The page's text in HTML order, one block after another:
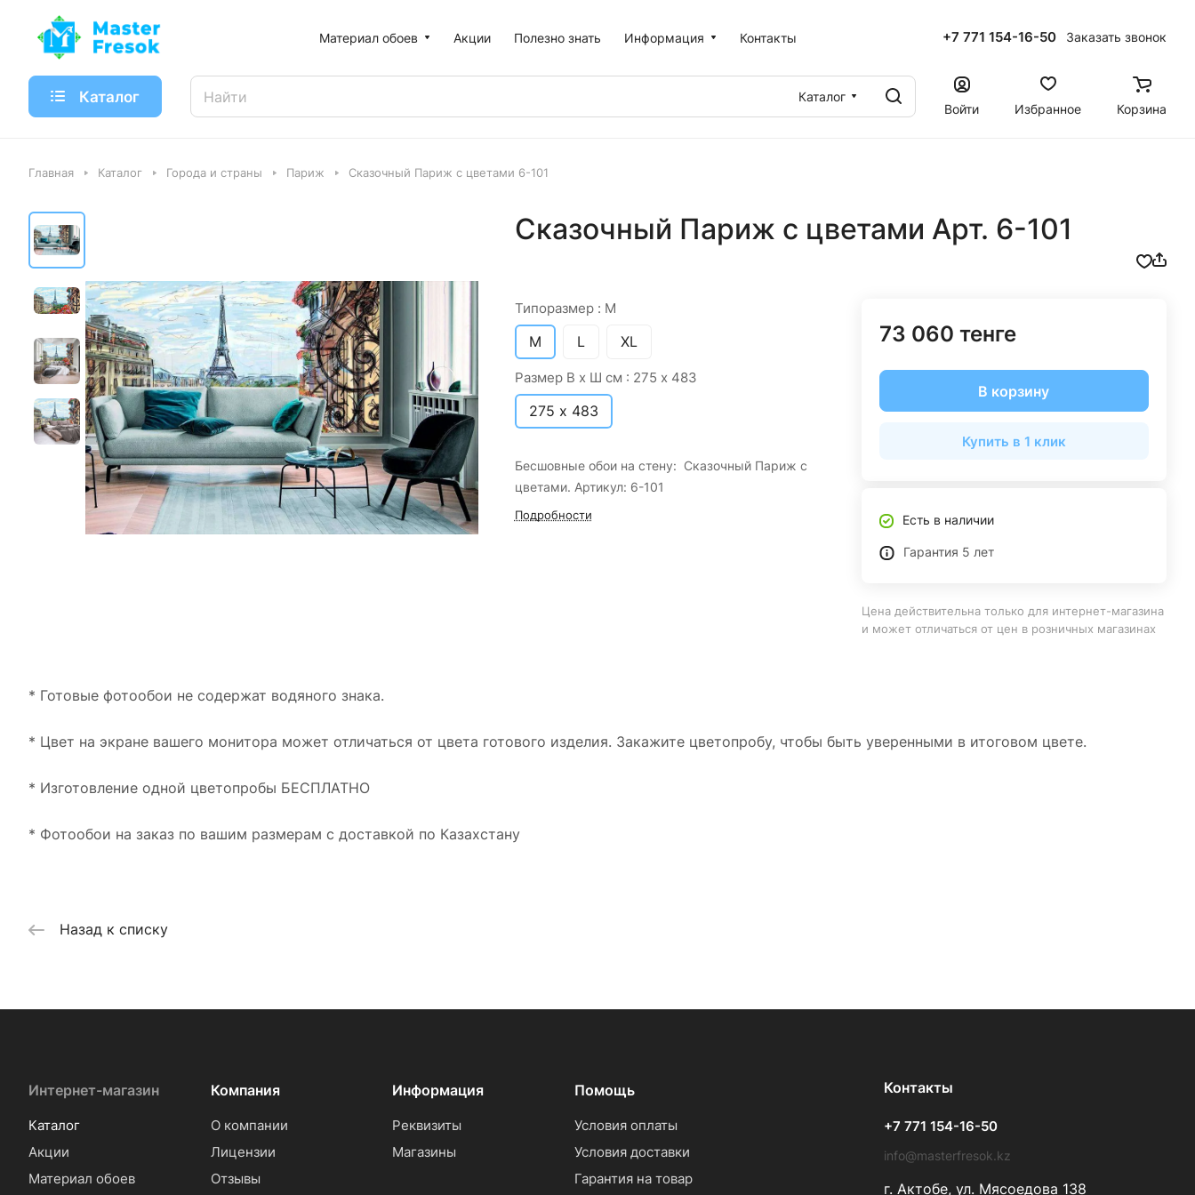
Материал обоев Акции Полезно знать Информация Контакты +7 771 154-16-50 Заказать звонок
Каталог
Каталог
Войти
Избранное Корзина
Главная Каталог Города и страны Париж Сказочный Париж с цветами 6-101
Сказочный Париж с цветами Арт. 6-101
Типоразмер : M
M L XL
Размер В х Ш см : 275 х 483
275 х 483
Бесшовные обои на стену: Сказочный Париж с
цветами. Артикул: 6-101
Подробности
73 060 тенге
В корзину
Купить в 1 клик
Есть в наличии
Гарантия 5 лет
Цена действительна только для интернет-магазина
и может отличаться от цен в розничных магазинах
* Готовые фотообои не содержат водяного знака.
* Цвет на экране вашего монитора может отличаться от цвета готового изделия. Закажите цветопробу, чтобы быть уверенными в итоговом цвете.
* Изготовление одной цветопробы БЕСПЛАТНО
* Фотообои на заказ по вашим размерам с доставкой по Казахстану
Назад к списку
Интернет-магазин
Каталог
Акции
Материал обоев
Компания
О компании
Лицензии
Отзывы
Информация
Реквизиты
Магазины
Помощь
Условия оплаты
Условия доставки
Гарантия на товар
Контакты
+7 771 154-16-50
info@masterfresok.kz
г. Актобе, ул. Мясоедова 138